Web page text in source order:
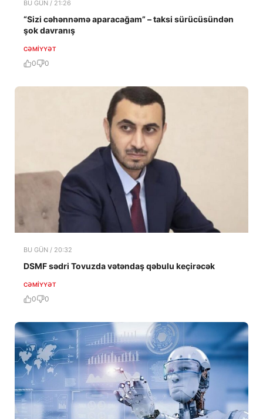
BU GÜN / 21:26
“Sizi cəhənnəmə aparacağam” – taksi sürücüsündən
şok davranış
CƏMIYYƏT
0 0
BU GÜN / 20:32
DSMF sədri Tovuzda vətəndaş qəbulu keçirəcək
CƏMIYYƏT
0 0